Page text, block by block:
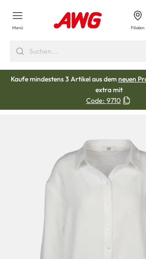
springen
Menü Filialen
Kaufe mindestens 3 Artikel aus demneuen
extra mit
Code: 9710